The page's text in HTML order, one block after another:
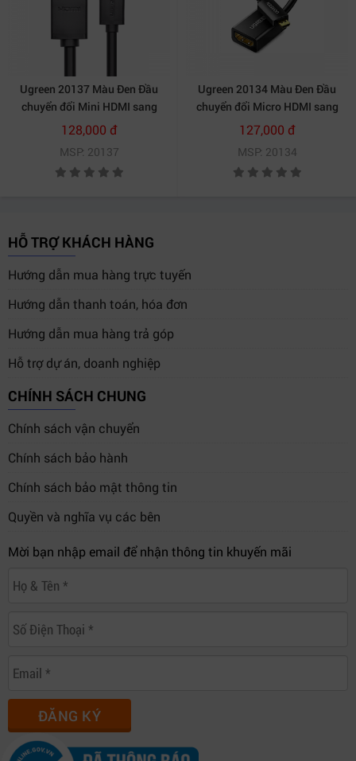
Ugreen 20137 Màu Đen Đầu
chuyển đổi Mini HDMI sang
HDMI âm 20137 20020137
128,000 đ
MSP: 20137
Ugreen 20134 Màu Đen Đầu
chuyển đổi Micro HDMI sang
HDMI âm 20134 20020134
127,000 đ
MSP: 20134
HỖ TRỢ KHÁCH HÀNG
Hướng dẫn mua hàng trực tuyến
Hướng dẫn thanh toán, hóa đơn
Hướng dẫn mua hàng trả góp
Hỗ trợ dự án, doanh nghiệp
CHÍNH SÁCH CHUNG
Chính sách vận chuyển
Chính sách bảo hành
Chính sách bảo mật thông tin
Quyền và nghĩa vụ các bên
Mời bạn nhập email để nhận thông tin khuyến mãi
ĐĂNG KÝ